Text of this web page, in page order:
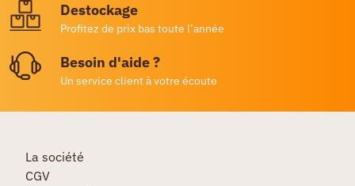
Destockage
Profitez de prix bas toute l’année
Besoin d'aide ?
Un service client à votre écoute
La société
CGV